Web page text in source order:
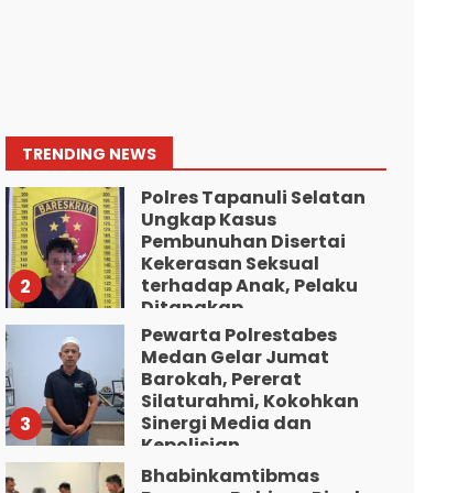
TRENDING NEWS
1
Edarkan Ribuan Dosis
Narkoba”.
Agustus 7, 2026
2
Polres Tapanuli Selatan
Ungkap Kasus
Pembunuhan Disertai
Kekerasan Seksual
terhadap Anak, Pelaku
Ditangkap
Agustus 7, 2026
3
Pewarta Polrestabes
Medan Gelar Jumat
Barokah, Pererat
Silaturahmi, Kokohkan
Sinergi Media dan
Kepolisian
Agustus 7, 2026
Bhabinkamtibmas